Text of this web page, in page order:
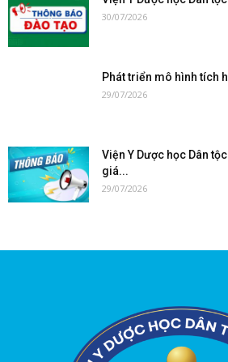
30/07/2026
Phát triển mô hình tích
29/07/2026
Viện Y Dược học Dân
giá...
29/07/2026